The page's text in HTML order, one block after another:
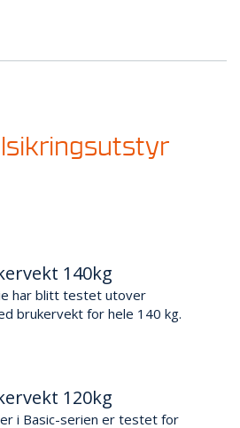
140kg
har blitt testet utover
brukervekt for hele 140 kg.
120kg
i Basic-serien er testet for